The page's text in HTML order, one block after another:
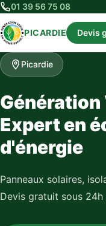
01 39 56 75 08
PICARDIE Devis
Picardie
Expert en
d'énergie
Panneaux solaires,
Devis gratuit sous 24h